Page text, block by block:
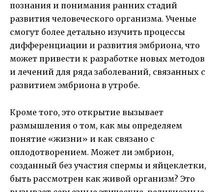
познания и понимания ранних стадий
развития человеческого организма. Ученые
смогут более детально изучить процессы
дифференциации и развития эмбриона, что
может привести к разработке новых методов
и лечений для ряда заболеваний, связанных с
развитием эмбриона в утробе.
Кроме того, это открытие вызывает
размышления о том, как мы определяем
понятие «жизни» и как связано с
оплодотворением. Может ли эмбрион,
созданный без участия спермы и яйцеклетки,
быть рассмотрен как живой организм? Это